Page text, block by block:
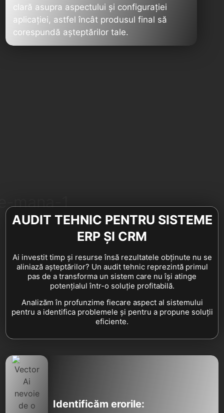
clară asupra aspectului și configurației
aplicației, astfel încât produsul final să
corespundă așteptărilor tale.
AUDIT TEHNIC PENTRU SISTEME
ERP ȘI CRM
Ai investit timp și resurse însă rezultatele obținute nu se
aliniază așteptărilor? Un audit tehnic reprezintă primul
pas de a transforma un sistem care nu își atinge
potențialul într-o soluție profitabilă.
Analizăm în profunzime fiecare aspect al sistemului
pentru a identifica problemele și pentru a propune soluții
eficiente.
Identificăm erorile: